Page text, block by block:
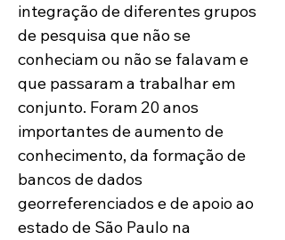
integração de diferentes grupos
de pesquisa que não se
conheciam ou não se falavam e
que passaram a trabalhar em
conjunto. Foram 20 anos
importantes de aumento de
conhecimento, da formação de
bancos de dados
georreferenciados e de apoio ao
estado de São Paulo na